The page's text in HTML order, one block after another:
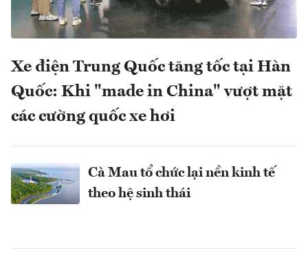
Xe điện Trung Quốc tăng tốc tại Hàn
Quốc: Khi "made in China" vượt mặt
các cường quốc xe hơi
Cà Mau tổ chức lại nền kinh tế
theo hệ sinh thái